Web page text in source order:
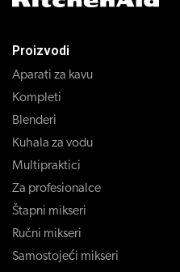
Proizvodi
Aparati za kavu
Kompleti
Blenderi
Kuhala za vodu
Multipraktici
Za profesionalce
Štapni mikseri
Ručni mikseri
Samostojeći mikseri